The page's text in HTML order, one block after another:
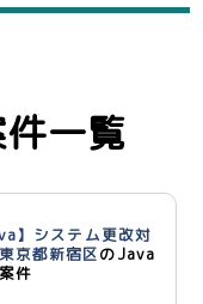
一覧
】システム更改対
京都新宿区のJava
件